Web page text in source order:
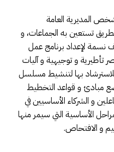
المديرية العامة
تستعين به الجماعات، و
لا يتجاوز عدد سكانها 35 ألف نسمة لإعداد برنامج عمل
تأطيرية و توجيهية و آليات
بها لتنشيط مسلسل
مبادئ و قواعد التخطيط
و الشركاء الأساسيين في
الأساسية التي سيمر منها
و الافتحاص.